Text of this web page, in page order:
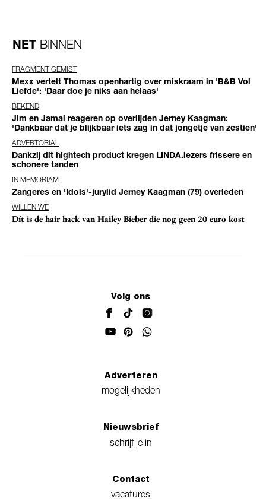
NET BINNEN
FRAGMENT GEMIST
Mexx vertelt Thomas openhartig over miskraam in 'B&B Vol
Liefde': 'Daar doe je niks aan helaas'
BEKEND
Jim en Jamai reageren op overlijden Jerney Kaagman:
'Dankbaar dat je blijkbaar iets zag in dat jongetje van zestien'
ADVERTORIAL
Dankzij dit hightech product kregen LINDA.lezers frissere en
schonere tanden
IN MEMORIAM
Zangeres en 'Idols'-jurylid Jerney Kaagman (79) overleden
WILLEN WE
Dít is de hair hack van Hailey Bieber die nog geen 20 euro kost
Volg ons
Adverteren
mogelijkheden
Nieuwsbrief
schrijf je in
Contact
vacatures